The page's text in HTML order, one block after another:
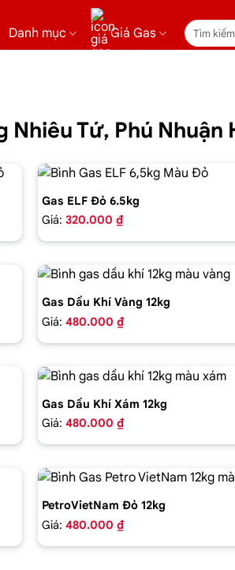
Danh mục Giá Gas
Tìm
kiếm:
Tứ, Phú Nhuận
Gas ELF Đỏ 6.5kg
Giá: 320.000 ₫
Gas Dầu Khí Vàng 12kg
Giá: 480.000 ₫
Gas Dầu Khí Xám 12kg
Giá: 480.000 ₫
PetroVietNam Đỏ 12kg
Giá: 480.000 ₫